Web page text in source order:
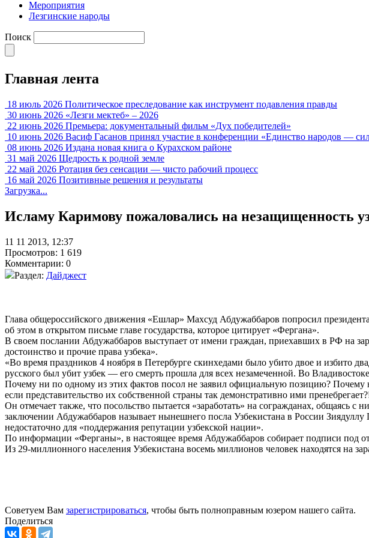
Мероприятия
Лезгинские народы
Поиск
Главная лента
18 июль 2026 Политическое преследование как инструмент подавления правды
30 июнь 2026 «Лезги мектеб» – 2026
22 июнь 2026 Премьера: документальный фильм «Дух победителей»
10 июнь 2026 Васиф Гасанов принял участие в конференции «Единство народов —
08 июнь 2026 Издана новая книга о Курахском районе
31 май 2026 Щедрость к родной земле
22 май 2026 Ротация без сенсации — чисто рабочий процесс
16 май 2026 Позитивные решения и результаты
Загрузка...
Исламу Каримову пожаловались на незащищенность
11 11 2013, 12:37
Просмотров: 1 619
Комментарии: 0
Раздел: Дайджест
Глава общероссийского движения «Ешлар» Махсуд Абдужаббаров попросил
об этом в открытом письме главе государства, которое цитирует «Фергана».
В своем послании Абдужаббаров выступает от имени граждан, приехавших в РФ на
достоинство и прочие права узбека».
«Во время праздников 4 ноября в Петербурге скинхедами было убито двое и избито
русского был убит узбек — его смерть прошла для всех незамеченной. Во
Почему ни по одному из этих фактов посол не заявил официальную позицию? Почему
если представительство их собственной страны так демонстративно ими
Он отмечает также, что посольство пытается «заработать» на согражданах, общаясь
заключении Абдужаббаров называет нынешнего посла Узбекистана в России
недостаточно для «поддержания репутации узбекской нации».
По информации «Ферганы», в настоящее время Абдужаббаров собирает подписи под
Из 29-миллионного населения Узбекистана восемь миллионов человек находятся на
Советуем Вам зарегистрироваться, чтобы быть полноправным юзером нашего сайта.
Поделиться